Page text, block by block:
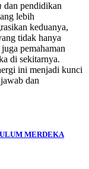
dan pendidikan
lebih
keduanya,
tidak hanya
pemahaman
di sekitarnya.
ini menjadi kunci
dan
MERDEKA